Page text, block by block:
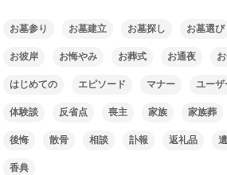
お墓参り お墓建立 お墓探し お墓選び
お彼岸 お悔やみ お葬式 お通夜
はじめての エピソード マナー ユーザ
体験談 反省点 喪主 家族 家族葬
後悔 散骨 相談 訃報 返礼品
香典